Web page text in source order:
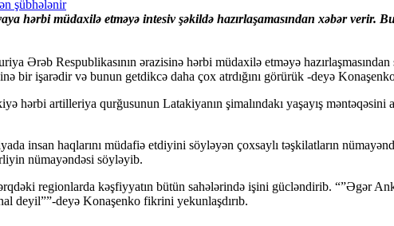
hərbi müdaxilə etməyə intesiv şəkildə hazırlaşamasından xəbər verir.
Ərəb Respublikasının ərazisinə hərbi müdaxilə etməyə
bir işarədir və bunun getdikcə daha çox atrdığını görürük -deyə
hərbi artilleriya qurğusunun Latakiyanın şimalındakı yaşayış
insan haqlarını müdafiə etdiyini söyləyən çoxsaylı təşkilatların
nümayəndəsi söyləyib.
regionlarda kəşfiyyatın bütün sahələrində işini gücləndirib. “”Əgər
deyil””-deyə Konaşenko fikrini yekunlaşdırıb.